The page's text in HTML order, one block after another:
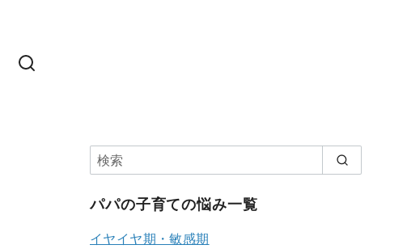
パパの子育ての悩み一覧
イヤイヤ期・敏感期